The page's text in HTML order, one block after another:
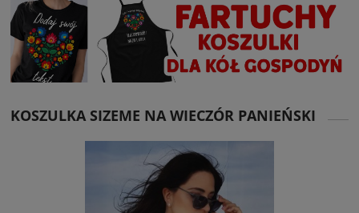
KOSZULKA SIZEME NA WIECZÓR PANIEŃSKI